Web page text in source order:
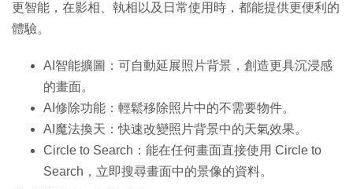
更智能，在影相、執相以及日常使用時，都能提供更便利的
體驗。
AI智能擴圖：可自動延展照片背景，創造更具沉浸感
的畫面。
AI修除功能：輕鬆移除照片中的不需要物件。
AI魔法換天：快速改變照片背景中的天氣效果。
Circle to Search：能在任何畫面直接使用 Circle to
Search，立即搜尋畫面中的景像的資料。